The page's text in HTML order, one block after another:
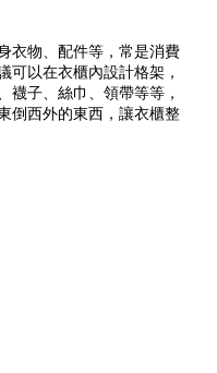
衣物、配件等，常是消費
可以在衣櫃內設計格架，
襪子、絲巾、領帶等等，
倒西外的東西，讓衣櫃整